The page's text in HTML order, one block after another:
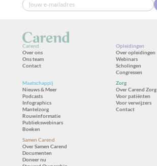
Carend
Over ons
Ons team
Contact
Opleidingen
Over opleidingen
Webinars
Scholingen
Congressen
Maatschappij
Nieuws & Meer
Podcasts
Infographics
Mantelzorg
Rouwinformatie
Publiekswebinars
Boeken
Zorg
Over Carend Zorg
Voor patiënten
Voor verwijzers
Contact
Samen Carend
Over Samen Carend
Documenten
Doneer nu